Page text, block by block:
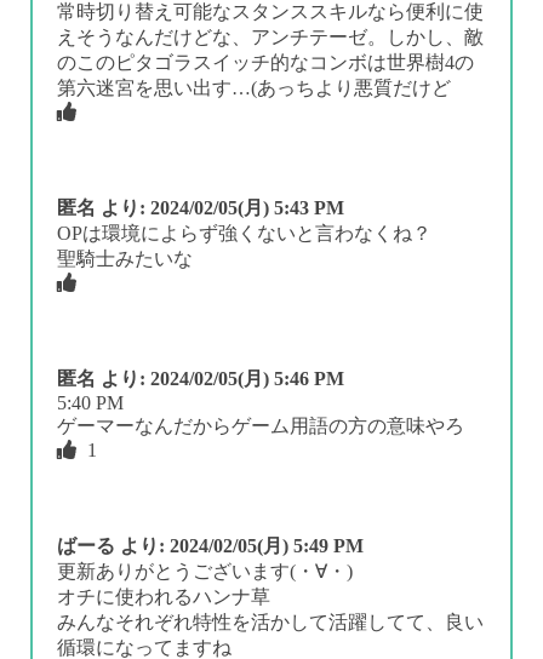
常時切り替え可能なスタンススキルなら便利に使
えそうなんだけどな、アンチテーゼ。しかし、敵
のこのピタゴラスイッチ的なコンボは世界樹4の
第六迷宮を思い出す…(あっちより悪質だけど
匿名 より: 2024/02/05(月) 5:43 PM
OPは環境によらず強くないと言わなくね？
聖騎士みたいな
匿名 より: 2024/02/05(月) 5:46 PM
5:40 PM
ゲーマーなんだからゲーム用語の方の意味やろ
1
ばーる より: 2024/02/05(月) 5:49 PM
更新ありがとうございます(・∀・)
オチに使われるハンナ草
みんなそれぞれ特性を活かして活躍してて、良い
循環になってますね